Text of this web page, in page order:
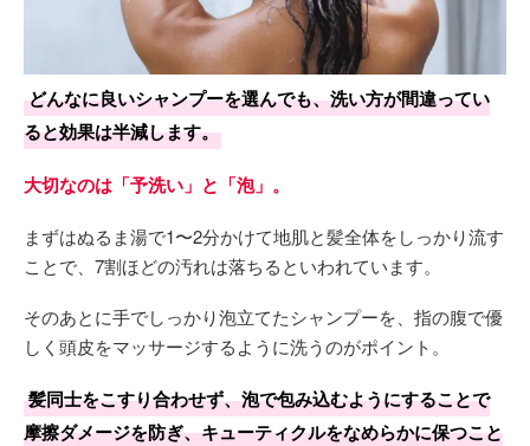
どんなに良いシャンプーを選んでも、洗い方が間違ってい
ると効果は半減します。
大切なのは「予洗い」と「泡」。
まずはぬるま湯で1〜2分かけて地肌と髪全体をしっかり流す
ことで、7割ほどの汚れは落ちるといわれています。
そのあとに手でしっかり泡立てたシャンプーを、指の腹で優
しく頭皮をマッサージするように洗うのがポイント。
髪同士をこすり合わせず、泡で包み込むようにすることで
摩擦ダメージを防ぎ、キューティクルをなめらかに保つこと